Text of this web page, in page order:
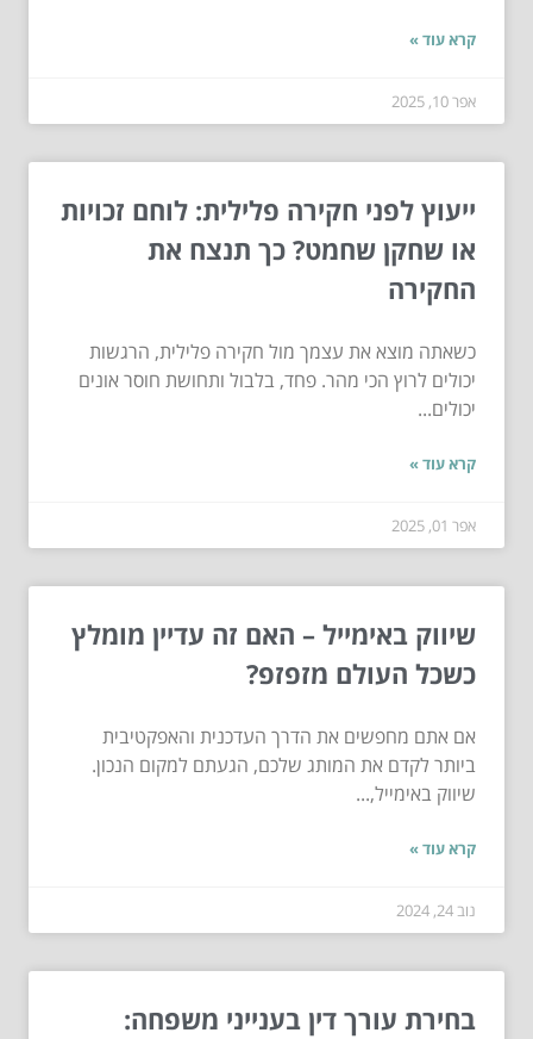
קרא עוד »
אפר 10, 2025
ייעוץ לפני חקירה פלילית: לוחם זכויות
או שחקן שחמט? כך תנצח את
החקירה
כשאתה מוצא את עצמך מול חקירה פלילית, הרגשות
יכולים לרוץ הכי מהר. פחד, בלבול ותחושת חוסר אונים
יכולים...
קרא עוד »
אפר 01, 2025
שיווק באימייל – האם זה עדיין מומלץ
כשכל העולם מזפזפ?
אם אתם מחפשים את הדרך העדכנית והאפקטיבית
ביותר לקדם את המותג שלכם, הגעתם למקום הנכון.
שיווק באימייל,...
קרא עוד »
נוב 24, 2024
בחירת עורך דין בענייני משפחה: